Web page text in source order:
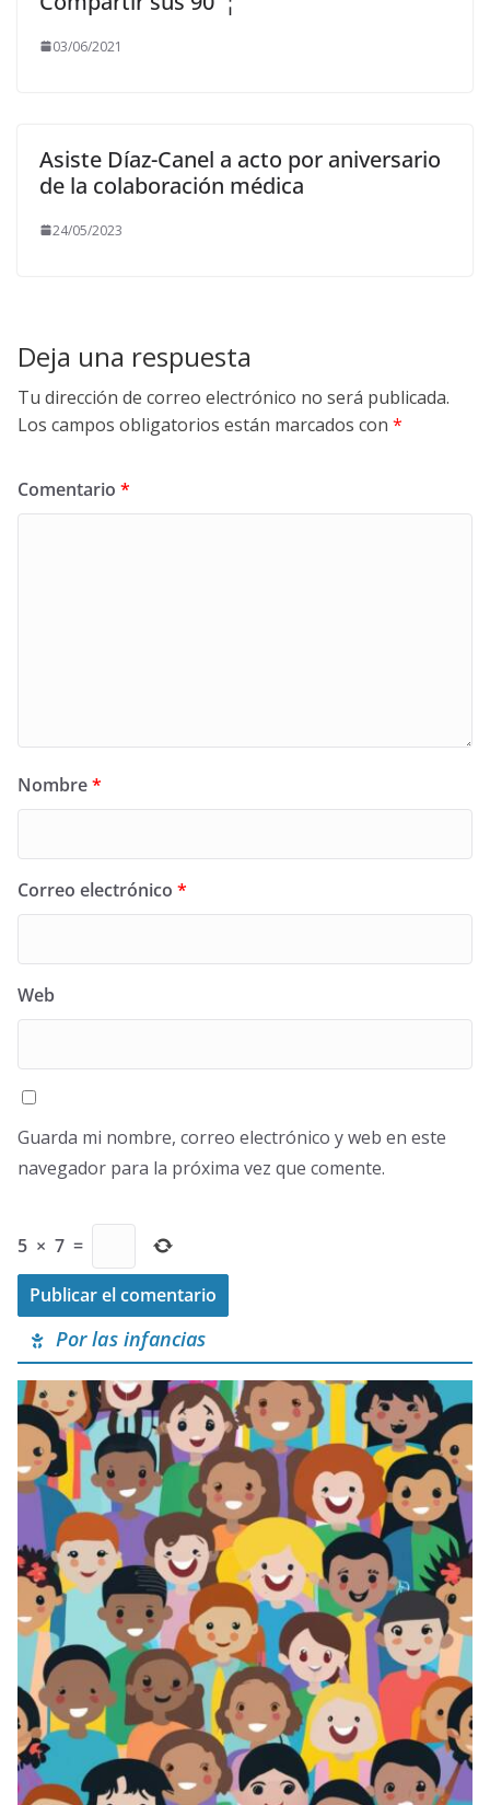
03/06/2021
Asiste Díaz-Canel a acto por aniversario
de la colaboración médica
24/05/2023
Deja una respuesta
Tu dirección de correo electrónico no será publicada.
Los campos obligatorios están marcados con *
Comentario *
Nombre*
Correo electrónico *
Web
Guarda mi nombre, correo electrónico y web en este
navegador para la próxima vez que comente.
5 × 7 =
Por las infancias